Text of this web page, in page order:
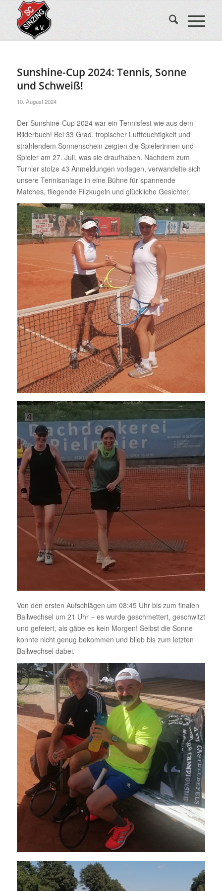
Sunshine-Cup 2024: Tennis, Sonne
und Schweiß!
10. August 2024
Der Sunshine-Cup 2024 war ein Tennisfest wie aus dem
Bilderbuch! Bei 33 Grad, tropischer Luftfeuchtigkeit und
strahlendem Sonnenschein zeigten die Spielerinnen und
Spieler am 27. Juli, was sie draufhaben. Nachdem zum
Turnier stolze 43 Anmeldungen vorlagen, verwandelte sich
unsere Tennisanlage in eine Bühne für spannende
Matches, fliegende Filzkugeln und glückliche Gesichter.
Von den ersten Aufschlägen um 08:45 Uhr bis zum finalen
Ballwechsel um 21 Uhr – es wurde geschmettert, geschwitzt
und gefeiert, als gäbe es kein Morgen! Selbst die Sonne
konnte nicht genug bekommen und blieb bis zum letzten
Ballwechsel dabei.